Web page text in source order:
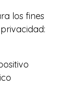
los fines